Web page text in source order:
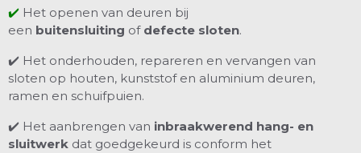
✔️ Het openen van deuren bij
een buitensluiting of defecte sloten.
✔️ Het onderhouden, repareren en vervangen van
sloten op houten, kunststof en aluminium deuren,
ramen en schuifpuien.
✔️ Het aanbrengen van inbraakwerend hang- en
sluitwerk dat goedgekeurd is conform het